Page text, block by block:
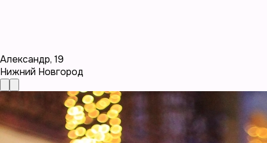
Александр, 19
Нижний Новгород